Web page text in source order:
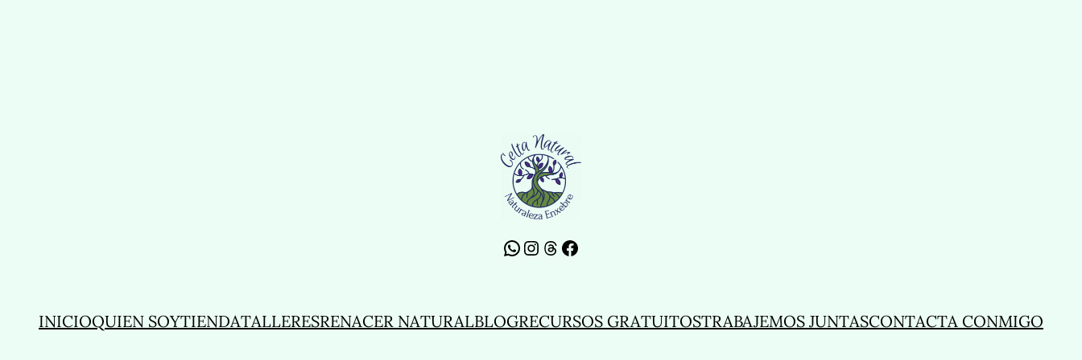
WhatsApp Instagram Threads Facebook
INICIOQUIEN SOYTIENDATALLERESRENACER NATURALBLOGRECURSOS GRATUITOSTRABAJEMOS JUNTASCONTACTA CONMIGO